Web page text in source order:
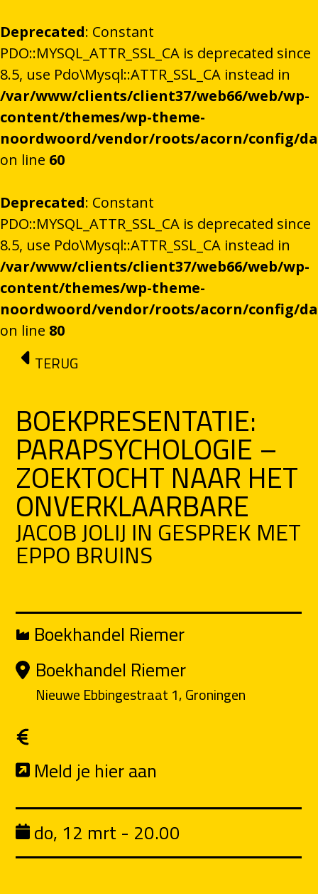
Deprecated: Constant
PDO::MYSQL_ATTR_SSL_CA is deprecated since
8.5, use Pdo\Mysql::ATTR_SSL_CA instead in
/var/www/clients/client37/web66/web/wp-
content/themes/wp-theme-
noordwoord/vendor/roots/acorn/config/
on line 60
Deprecated: Constant
PDO::MYSQL_ATTR_SSL_CA is deprecated since
8.5, use Pdo\Mysql::ATTR_SSL_CA instead in
/var/www/clients/client37/web66/web/wp-
content/themes/wp-theme-
noordwoord/vendor/roots/acorn/config/
on line 80
Ga naar de inhoud
TERUG
BOEKPRESENTATIE:
PARAPSYCHOLOGIE –
ZOEKTOCHT NAAR HET
ONVERKLAARBARE
JACOB JOLIJ IN GESPREK MET
EPPO BRUINS
Boekhandel Riemer
Boekhandel Riemer
Nieuwe Ebbingestraat 1, Groningen
Meld je hier aan
do, 12 mrt - 20.00